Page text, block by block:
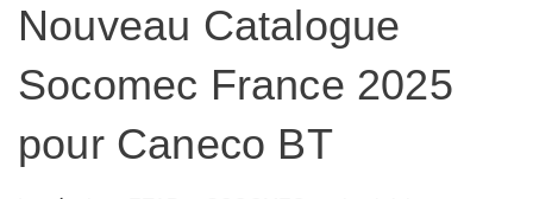
Nouveau Catalogue
Socomec France 2025
pour Caneco BT